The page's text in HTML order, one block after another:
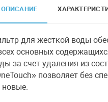
ОПИСАНИЕ
для жесткой воды
основных
за счет удаления из
позволяет без
новые.